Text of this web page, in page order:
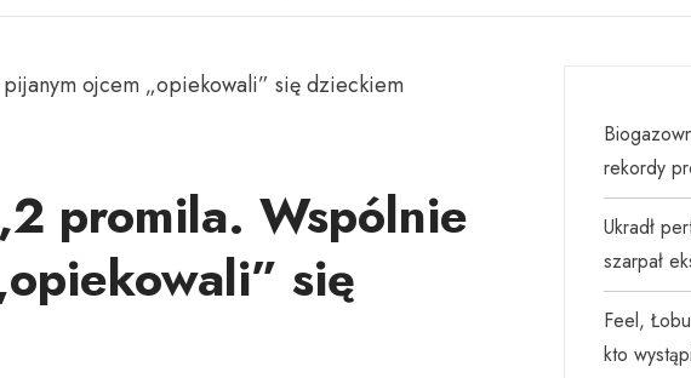
promila. Wspólnie
się
rekordy
Ukradł
szarpał
Feel,
kto